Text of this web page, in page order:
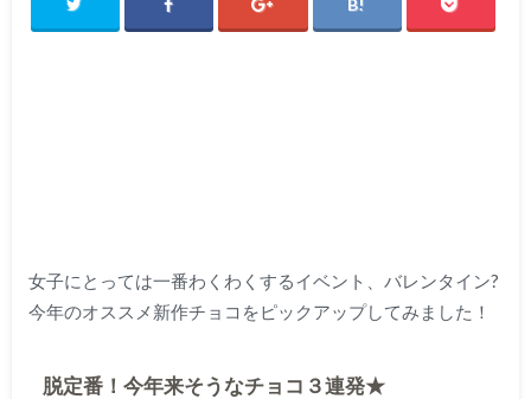
女子にとっては一番わくわくするイベント、バレンタイン?
今年のオススメ新作チョコをピックアップしてみました！
脱定番！今年来そうなチョコ３連発★